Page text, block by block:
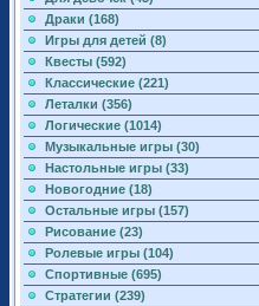
Драки (168)
Игры для детей (8)
Квесты (592)
Классические (221)
Леталки (356)
Логические (1014)
Музыкальные игры (30)
Настольные игры (33)
Новогодние (18)
Остальные игры (157)
Рисование (23)
Ролевые игры (104)
Спортивные (695)
Стратегии (239)